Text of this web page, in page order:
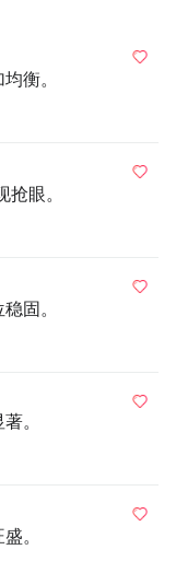
衡。
眼。
固。
。
。